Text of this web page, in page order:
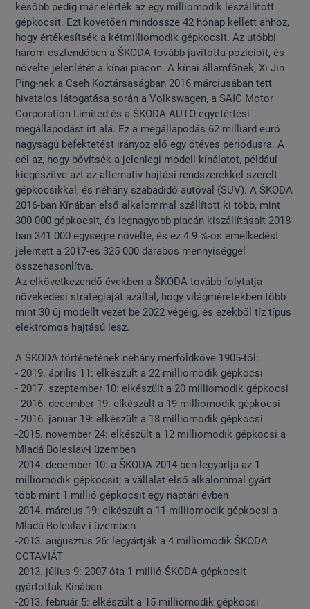
később pedig már elérték az egy milliomodik leszállított
gépkocsit. Ezt követően mindössze 42 hónap kellett ahhoz,
hogy értékesítsék a kétmilliomodik gépkocsit. Az utóbbi
három esztendőben a ŠKODA tovább javította pozícióit, és
növelte jelenlétét a kínai piacon. A kínai államfőnek, Xi Jin
Ping-nek a Cseh Köztársaságban 2016 márciusában tett
hivatalos látogatása során a Volkswagen, a SAIC Motor
Corporation Limited és a ŠKODA AUTO egyetértési
megállapodást írt alá. Ez a megállapodás 62 milliárd euró
nagyságú befektetést irányoz elő egy ötéves periódusra. A
cél az, hogy bővítsék a jelenlegi modell kínálatot, például
kiegészítve azt az alternatív hajtási rendszerekkel szerelt
gépkocsikkal, és néhány szabadidő autóval (SUV). A ŠKODA
2016-ban Kínában első alkalommal szállított ki több, mint
300 000 gépkocsit, és legnagyobb piacán kiszállításait 2018-
ban 341 000 egységre növelte, és ez 4.9 %-os emelkedést
jelentett a 2017-es 325 000 darabos mennyiséggel
összehasonlítva.
Az elkövetkezendő években a ŠKODA tovább folytatja
növekedési stratégiáját azáltal, hogy világméretekben több
mint 30 új modellt vezet be 2022 végéig, és ezekből tíz típus
elektromos hajtású lesz.
A ŠKODA történetének néhány mérföldköve 1905-től:
- 2019. április 11: elkészült a 22 milliomodik gépkocsi
- 2017. szeptember 10: elkészült a 20 milliomodik gépkocsi
- 2016. december 19: elkészült a 19 milliomodik gépkocsi
- 2016. január 19: elkészült a 18 milliomodik gépkocsi
-2015. november 24: elkészült a 12 milliomodik gépkocsi a
Mladá Boleslav-i üzemben
-2014. december 10: a ŠKODA 2014-ben legyártja az 1
milliomodik gépkocsit; a vállalat első alkalommal gyárt
több mint 1 millió gépkocsit egy naptári évben
-2014. március 19: elkészült a 11 milliomodik gépkocsi a
Mladá Boleslav-i üzemben
-2013. augusztus 26: legyártják a 4 milliomodik ŠKODA
OCTAVIÁT
-2013. július 9: 2007 óta 1 millió ŠKODA gépkocsit
gyártottak Kínában
-2013. február 5: elkészült a 15 milliomodik gépkocsi